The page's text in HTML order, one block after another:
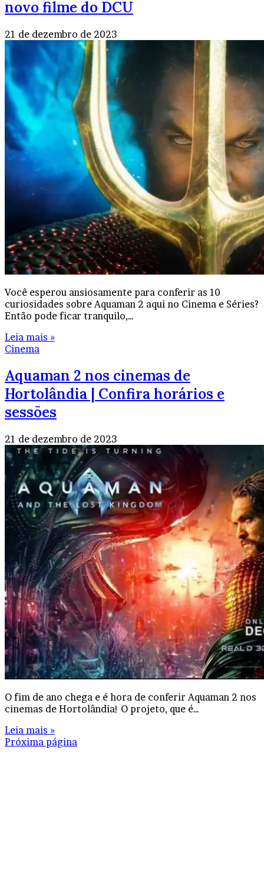
novo filme do DCU
21 de dezembro de 2023
Você esperou ansiosamente para conferir as 10
curiosidades sobre Aquaman 2 aqui no Cinema e Séries?
Então pode ficar tranquilo,…
Leia mais »
Cinema
Aquaman 2 nos cinemas de
Hortolândia | Confira horários e
sessões
21 de dezembro de 2023
O fim de ano chega e é hora de conferir Aquaman 2 nos
cinemas de Hortolândia! O projeto, que é…
Leia mais »
Próxima página